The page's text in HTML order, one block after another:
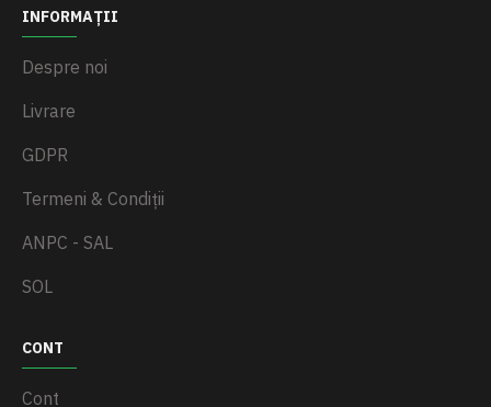
INFORMAȚII
Despre noi
Livrare
GDPR
Termeni & Condiții
ANPC - SAL
SOL
CONT
Cont